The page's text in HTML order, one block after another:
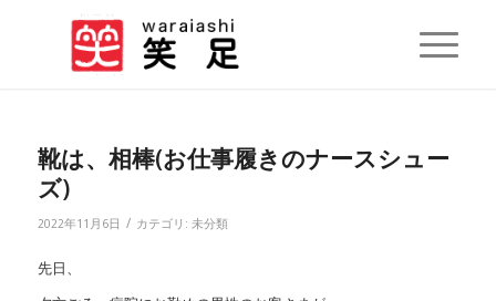
靴は、相棒(お仕事履きのナースシュー
ズ)
2022年11月6日 / カテゴリ: 未分類
先日、